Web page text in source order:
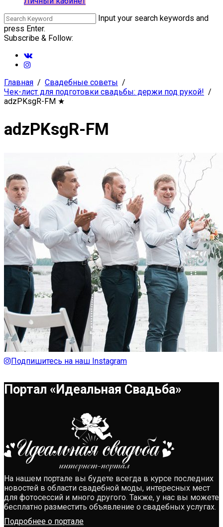
Input your search keywords and
press Enter.
Subscribe & Follow:
Главная
Свадебные советы
Чек-лист для подготовки свадьбы: держи под рукой!
adzPKsgR-FM ★
adzPKsgR-FM
Подпишитесь на наш Instagram
Портал «Идеальная Свадьба»
На нашем портале вы будете всегда в курсе последних
новостей в области свадебной моды, интересных мест
для фотосессий и много другого. Также, у нас вы можете
бесплатно разместить объявление о свадебных услугах.
Подробнее о портале